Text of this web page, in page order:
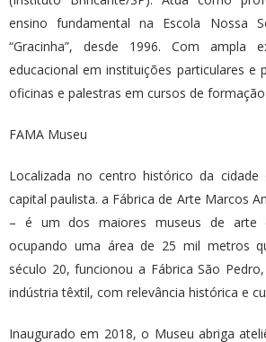
ensino fundamental na Escola Nossa
“Gracinha”, desde 1996. Com ampla
educacional em instituições particulares e
oficinas e palestras em cursos de
FAMA Museu
Localizada no centro histórico da
capital paulista. a Fábrica de Arte Marcos
– é um dos maiores museus de arte
ocupando uma área de 25 mil metros
século 20, funcionou a Fábrica São
indústria têxtil, com relevância histórica e
Inaugurado em 2018, o Museu abriga